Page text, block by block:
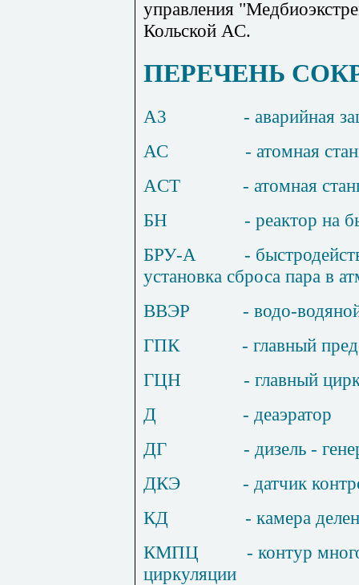
управления
Кольской АС.
ПЕРЕЧЕНЬ
A3
- аварийная
АС
- атомная
ACT
- атомная
БН
- реактор на
БРУ-А
-
установка сброса пара в
ВВЭР
- водо-
ГПК
- главный
ГЦН
- главный
Д
- деаэратор
ДГ
- дизель -
ДКЭ
- датчик
КД
- камера
КМПЦ
- контур
циркуляции